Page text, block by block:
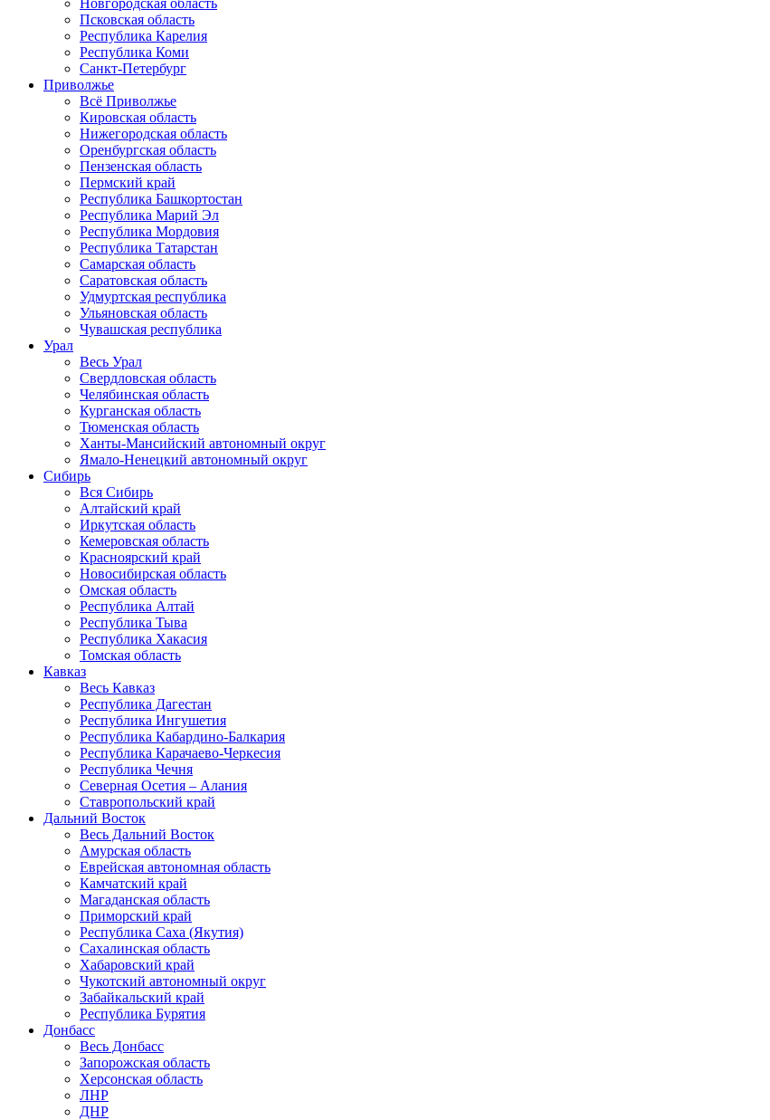
Новгородская область
Псковская область
Республика Карелия
Республика Коми
Санкт-Петербург
Приволжье
Всё Приволжье
Кировская область
Нижегородская область
Оренбургская область
Пензенская область
Пермский край
Республика Башкортостан
Республика Марий Эл
Республика Мордовия
Республика Татарстан
Самарская область
Саратовская область
Удмуртская республика
Ульяновская область
Чувашская республика
Урал
Весь Урал
Свердловская область
Челябинская область
Курганская область
Тюменская область
Ханты-Мансийский автономный округ
Ямало-Ненецкий автономный округ
Сибирь
Вся Сибирь
Алтайский край
Иркутская область
Кемеровская область
Красноярский край
Новосибирская область
Омская область
Республика Алтай
Республика Тыва
Республика Хакасия
Томская область
Кавказ
Весь Кавказ
Республика Дагестан
Республика Ингушетия
Республика Кабардино-Балкария
Республика Карачаево-Черкесия
Республика Чечня
Северная Осетия – Алания
Ставропольский край
Дальний Восток
Весь Дальний Восток
Амурская область
Еврейская автономная область
Камчатский край
Магаданская область
Приморский край
Республика Саха (Якутия)
Сахалинская область
Хабаровский край
Чукотский автономный округ
Забайкальский край
Республика Бурятия
Донбасс
Весь Донбасс
Запорожская область
Херсонская область
ЛНР
ДНР